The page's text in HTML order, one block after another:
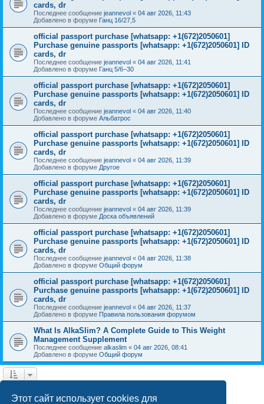
Этот сайт использует cookies для
cards, dr
Последнее сообщение jeannevol « 04 авг 2026, 11:43
Добавлено в форуме Ганц 16/27,5
official passport purchase [whatsapp: +1(672)2050601]
Purchase genuine passports [whatsapp: +1(672)2050601] ID
cards, dr
Последнее сообщение jeannevol « 04 авг 2026, 11:41
Добавлено в форуме Ганц 5/6–30
official passport purchase [whatsapp: +1(672)2050601]
Purchase genuine passports [whatsapp: +1(672)2050601] ID
cards, dr
Последнее сообщение jeannevol « 04 авг 2026, 11:40
Добавлено в форуме Альбатрос
official passport purchase [whatsapp: +1(672)2050601]
Purchase genuine passports [whatsapp: +1(672)2050601] ID
cards, dr
Последнее сообщение jeannevol « 04 авг 2026, 11:39
Добавлено в форуме Другое
official passport purchase [whatsapp: +1(672)2050601]
Purchase genuine passports [whatsapp: +1(672)2050601] ID
cards, dr
Последнее сообщение jeannevol « 04 авг 2026, 11:39
Добавлено в форуме Доска объявлений
official passport purchase [whatsapp: +1(672)2050601]
Purchase genuine passports [whatsapp: +1(672)2050601] ID
cards, dr
Последнее сообщение jeannevol « 04 авг 2026, 11:38
Добавлено в форуме Общий форум
official passport purchase [whatsapp: +1(672)2050601]
Purchase genuine passports [whatsapp: +1(672)2050601] ID
cards, dr
Последнее сообщение jeannevol « 04 авг 2026, 11:37
Добавлено в форуме Правила пользования форумом
What Is AlkaSlim? A Complete Guide to This Weight
Management Supplement
Последнее сообщение alkaslim « 04 авг 2026, 08:41
Добавлено в форуме Общий форум